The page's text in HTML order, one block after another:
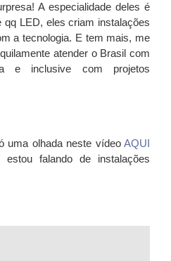
A especialidade deles é
LED, eles criam instalações
a tecnologia. E tem mais, me
atender o Brasil com
e inclusive com projetos
uma olhada neste vídeo AQUI
falando de instalações